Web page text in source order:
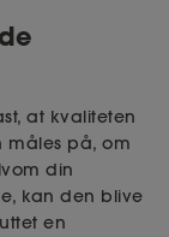
at kvaliteten
måles på, om
din
kan den blive
en